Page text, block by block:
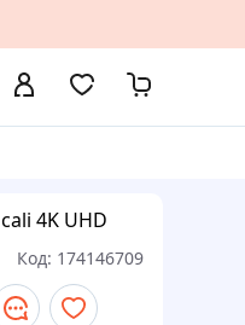
4K UHD
Код: 174146709